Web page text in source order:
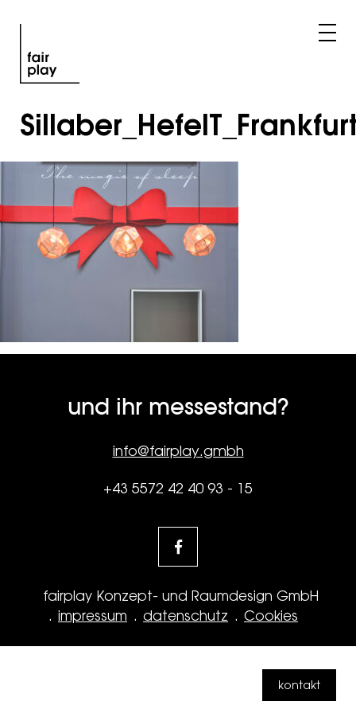
kontakt
und ihr messestand?
info@fairplay.gmbh
+43 5572 42 40 93 - 15
fairplay Konzept- und Raumdesign GmbH
impressum
datenschutz Cookies